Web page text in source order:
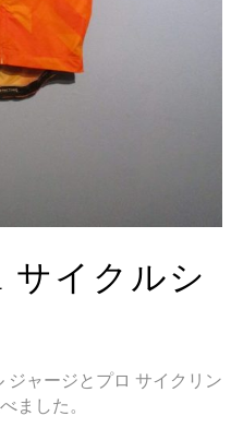
サイクルシ
ャージとプロ サイクリン
ました。